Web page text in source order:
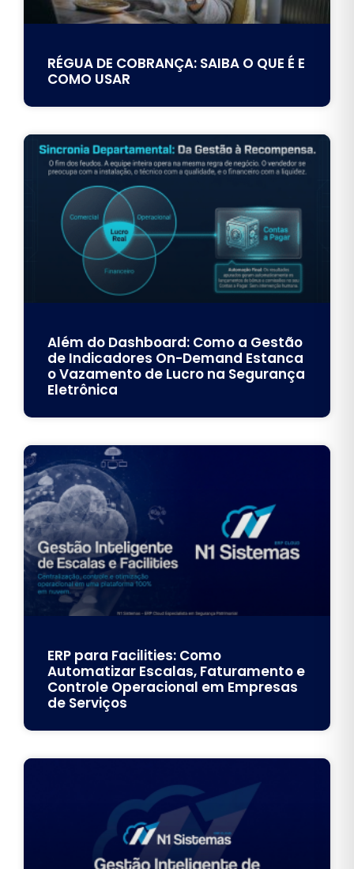
RÉGUA DE COBRANÇA: SAIBA O QUE É E
COMO USAR
Além do Dashboard: Como a Gestão
de Indicadores On-Demand Estanca
o Vazamento de Lucro na Segurança
Eletrônica
ERP para Facilities: Como
Automatizar Escalas, Faturamento e
Controle Operacional em Empresas
de Serviços